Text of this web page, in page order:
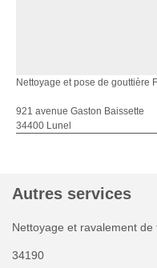
Nettoyage et pose de gouttière
921 avenue Gaston Baissette
34400 Lunel
Autres services
Nettoyage et ravalement
34190